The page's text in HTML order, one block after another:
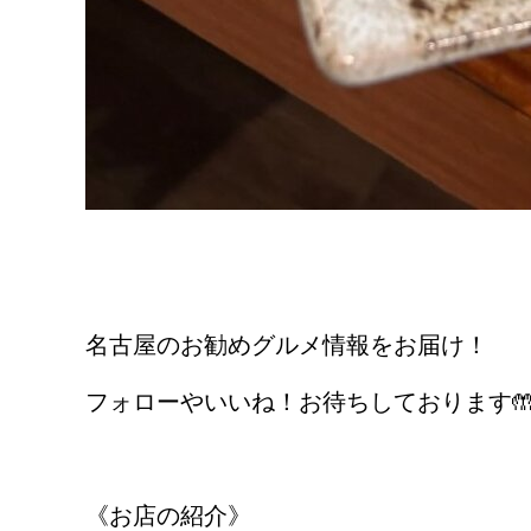
名古屋のお勧めグルメ情報をお届け！
フォローやいいね！お待ちしております
《お店の紹介》